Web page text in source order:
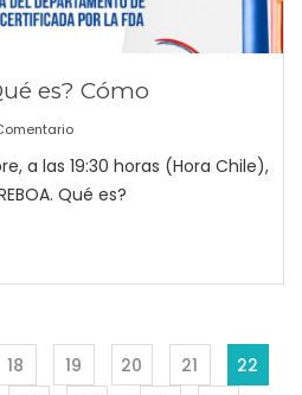
es? Cómo
a las 19:30 horas (Hora Chile),
Qué es?
18 19 20 21
22